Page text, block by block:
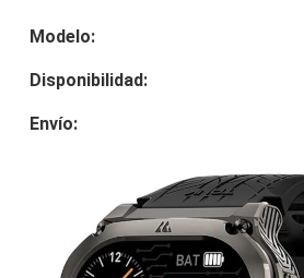
Modelo:
Disponibilidad:
Envío: